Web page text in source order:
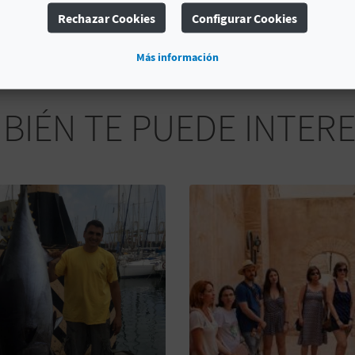
Tipo de interés Interés turístico provincial
TE PUEDE
Rechazar Cookies Configurar Cookies
Más información